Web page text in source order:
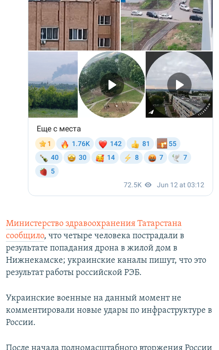
Министерство здравоохранения Татарстана
сообщило, что четыре человека пострадали в
результате попадания дрона в жилой дом в
Нижнекамске; украинские каналы пишут, что это
результат работы российской РЭБ.
Украинские военные на данный момент не
комментировали новые удары по инфраструктуре в
России.